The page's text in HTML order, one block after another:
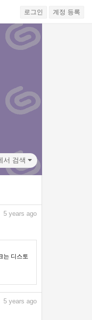
로그인 계정 등록
서 검색
5 years ago
는 디스토
5 years ago